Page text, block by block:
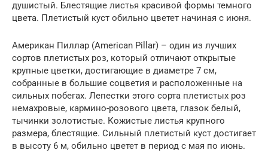
душистый. Блестящие листья красивой формы темного
цвета. Плетистый куст обильно цветет начиная с июня.
Американ Пиллар (American Pillar) – один из лучших
сортов плетистых роз, который отличают открытые
крупные цветки, достигающие в диаметре 7 см,
собранные в большие соцветия и расположенные на
сильных побегах. Лепестки этого сорта плетистых роз
немахровые, кармино-розового цвета, глазок белый,
тычинки золотистые. Кожистые листья крупного
размера, блестящие. Сильный плетистый куст достигает
в высоту 6 м, обильно цветет в период с мая по июнь.